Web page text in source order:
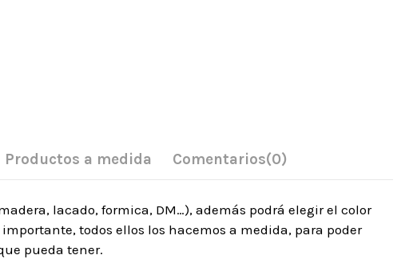
Productos a medida Comentarios(0)
lacado, formica, DM…), además podrá elegir el color
todos ellos los hacemos a medida, para poder
pueda tener.